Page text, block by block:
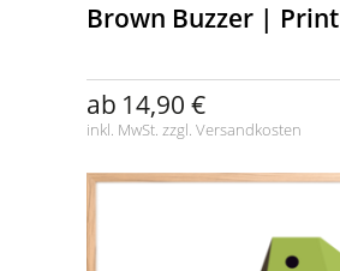
Brown Buzzer | Print
ab 14,90 €
inkl. MwSt. zzgl. Versandkosten